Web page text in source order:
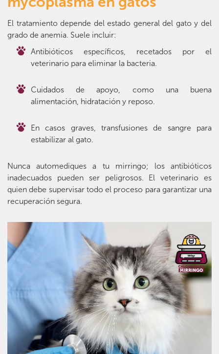
El tratamiento depende del estado general del gato y del
grado de anemia. Suele incluir:
Antibióticos específicos, recetados por el
veterinario para eliminar la bacteria.
Cuidados de apoyo, como una buena
alimentación, hidratación y reposo.
En casos graves, transfusiones de sangre para
estabilizar al gato.
Nunca automediques a tu mirringo; los antibióticos
inadecuados pueden ser peligrosos. El veterinario es
quien debe supervisar todo el proceso para garantizar una
recuperación segura.